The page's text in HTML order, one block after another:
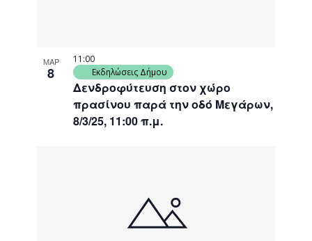
ΜΑΡ
8
Δενδροφύτευση στον χώρο
πρασίνου παρά την οδό Μεγάρων,
8/3/25, 11:00 π.μ.
11:00
Εκδηλώσεις Δήμου